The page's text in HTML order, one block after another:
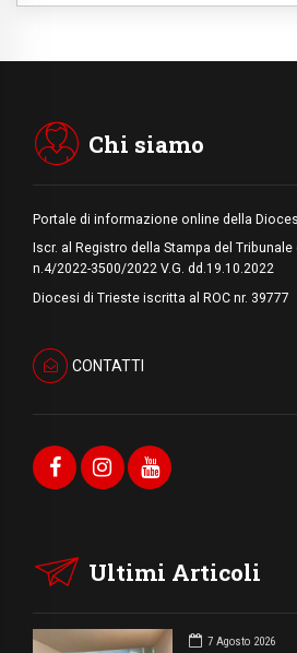
Chi siamo
Portale di informazione online della
Iscr. al Registro della Stampa del
n.4/2022-3500/2022 V.G. dd.19.10.2022
Diocesi di Trieste iscritta al ROC nr. 39777
CONTATTI
Ultimi Articoli
7 Agosto 2026